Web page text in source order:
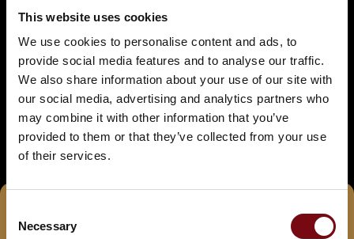
This website uses cookies
We use cookies to personalise content and ads, to
provide social media features and to analyse our traffic.
We also share information about your use of our site with
our social media, advertising and analytics partners who
may combine it with other information that you’ve
provided to them or that they’ve collected from your use
of their services.
Selection
Necessary